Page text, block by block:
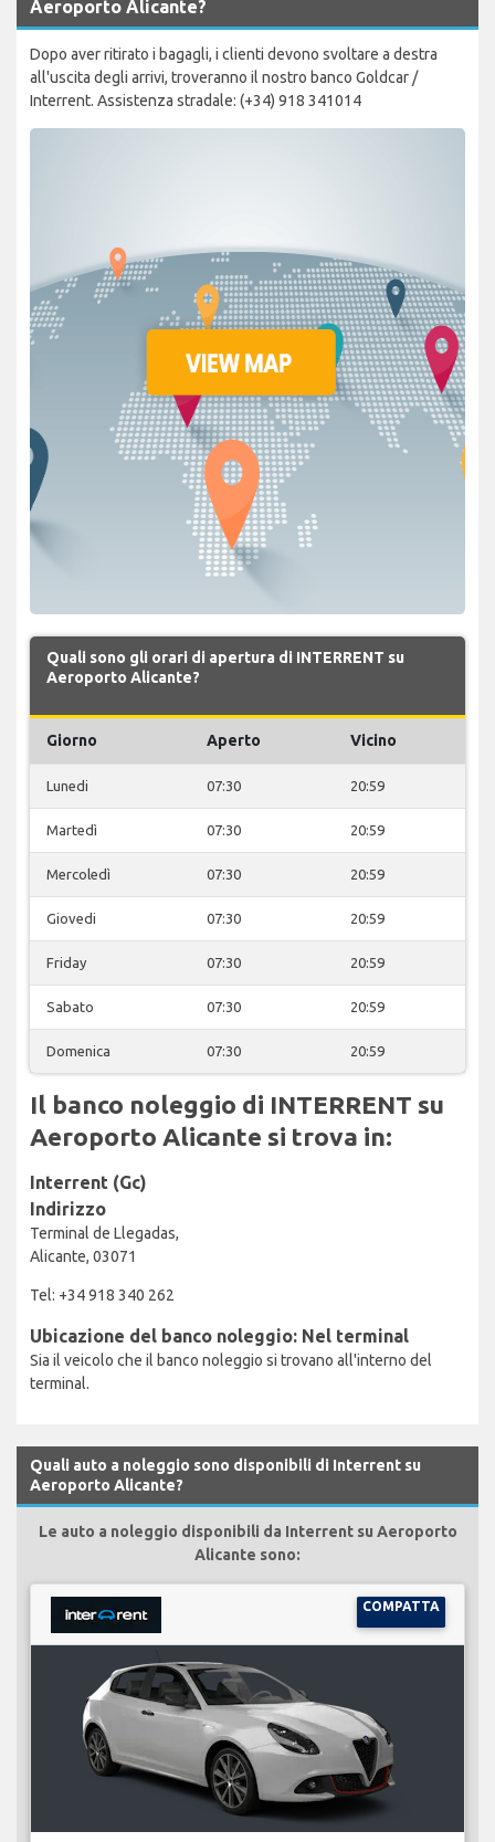
Aeroporto Alicante?
Dopo aver ritirato i bagagli, i clienti devono svoltare a destra
all'uscita degli arrivi, troveranno il nostro banco Goldcar /
Interrent. Assistenza stradale: (+34) 918 341014
Quali sono gli orari di apertura di INTERRENT su
Aeroporto Alicante?
Giorno Aperto Vicino
Lunedi 07:30 20:59
Martedì 07:30 20:59
Mercoledì 07:30 20:59
Giovedi 07:30 20:59
Friday 07:30 20:59
Sabato 07:30 20:59
Domenica 07:30 20:59
Il banco noleggio di INTERRENT su
Aeroporto Alicante si trova in:
Interrent (Gc)
Indirizzo
Terminal de Llegadas,
Alicante, 03071
Tel: +34 918 340 262
Ubicazione del banco noleggio: Nel terminal
Sia il veicolo che il banco noleggio si trovano all'interno del
terminal.
Quali auto a noleggio sono disponibili di Interrent su
Aeroporto Alicante?
Le auto a noleggio disponibili da Interrent su Aeroporto
Alicante sono:
COMPATTA